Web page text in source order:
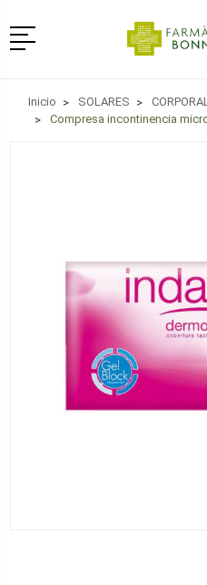
Menú
Inicio SOLARES
CORPORAL
Compresa incontinencia